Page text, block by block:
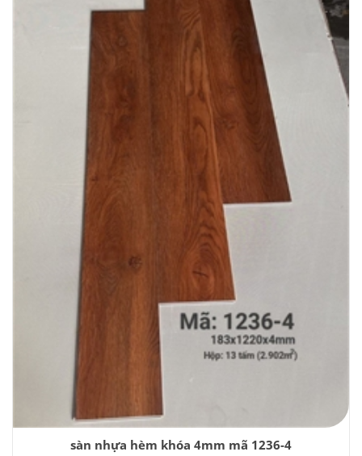
sàn nhựa hèm khóa 4mm mã 1236-4